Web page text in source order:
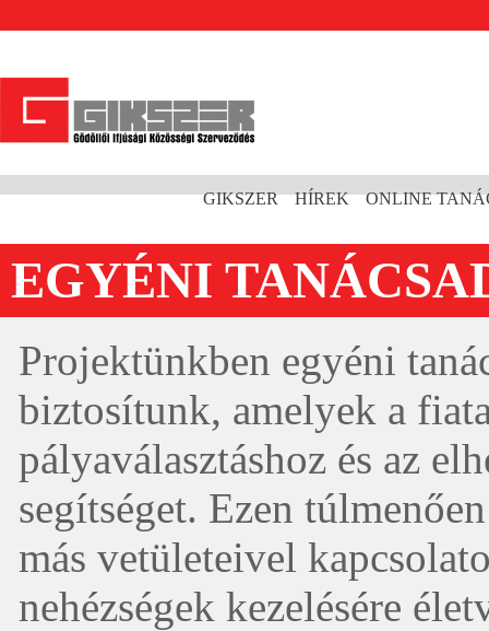
GIKSZER HÍREK ONLINE
EGYÉNI
Projektünkben egyéni
biztosítunk, amelyek a
pályaválasztáshoz és az
segítséget. Ezen
más vetületeivel
nehézségek kezelésére